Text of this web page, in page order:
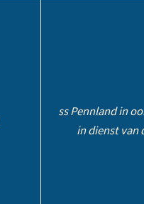
ss Pennland in
in dienst van